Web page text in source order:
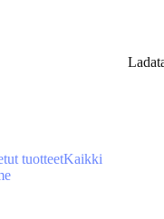
tuotteetKaikki